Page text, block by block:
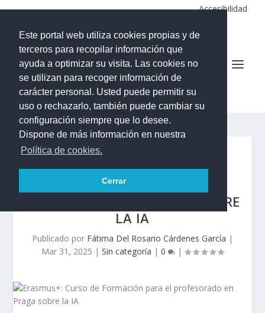
Este portal web utiliza cookies propias y de
terceros para recopilar información que
ayuda a optimizar su visita. Las cookies no
se utilizan para recoger información de
carácter personal. Usted puede permitir su
uso o rechazarlo, también puede cambiar su
configuración siempre que lo desee.
Dispone de más información en nuestra
Política de cookies.
Cerrar
Accesibilidad
IES LA ALDEA DE SAN NICOLÁS
ERASMUS+: CURSO DE
FORMACIÓN PARA EL
PROFESORADO EN PRAGA SOBRE
LA IA
Publicado por Fátima Del Rosario Cárdenes García |
Mar 31, 2025 | Sin categoría | 0 |